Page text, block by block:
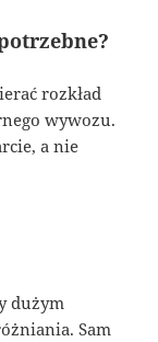
rozkład
wywozu.
a nie
dużym
Sam